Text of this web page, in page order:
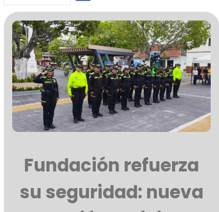
Fundación refuerza
su seguridad: nueva